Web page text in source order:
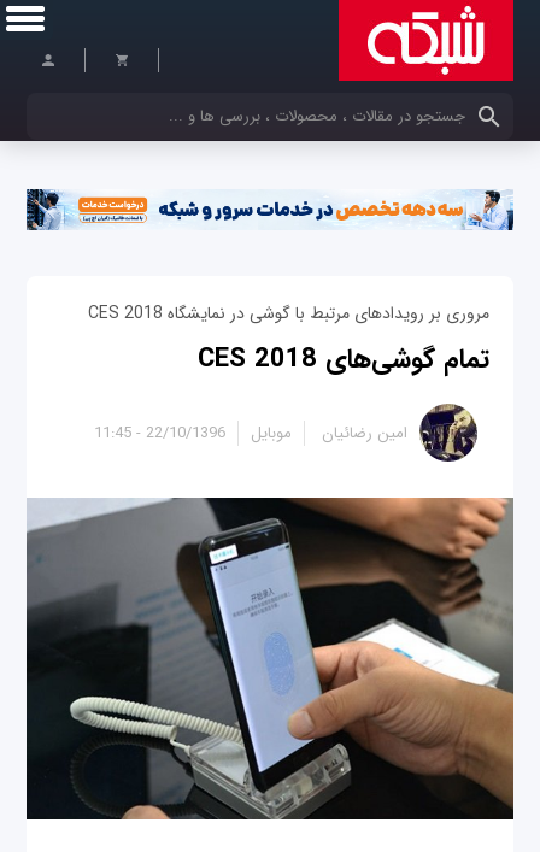
کلمات کلیدی خود را وارد کنید
مروری بر رویدادهای مرتبط با گوشی در نمایشگاه CES 2018
تمام گوشی‌های CES 2018
22/10/1396 - 11:45 امین رضائیان موبایل